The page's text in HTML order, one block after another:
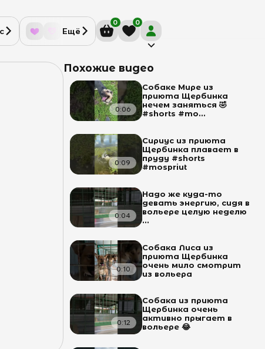
0 0
Ещё
Похожие видео
0:06
Собаке Мире из
приюта Щербинка
нечем заняться 🤣
#shorts #mo...
0:09
Сириус из приюта
Щербинка плавает в
пруду #shorts
#mospriut
0:04
Надо же куда-то
девать энергию, сидя в
вольере целую неделю
...
0:10
Собака Лиса из
приюта Щербинка
очень мило смотрит
из вольера
0:12
Собака из приюта
Щербинка очень
активно прыгает в
вольере 😂